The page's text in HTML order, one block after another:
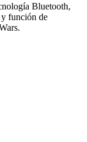
Bluetooth,
y función de